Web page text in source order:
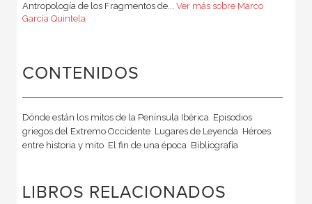
Antropología de los Fragmentos de... Ver más sobre Marco
García Quintela
CONTENIDOS
Dónde están los mitos de la Península Ibérica  Episodios
griegos del Extremo Occidente  Lugares de Leyenda  Héroes
entre historia y mito  El fin de una época  Bibliografía
LIBROS RELACIONADOS